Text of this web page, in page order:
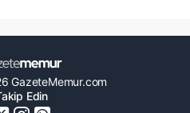
GazeteMemur.com
Edin